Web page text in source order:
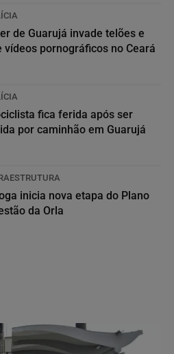
de Guarujá invade telões e
vídeos pornográficos no Ceará
fica ferida após ser
por caminhão em Guarujá
inicia nova etapa do Plano
da Orla